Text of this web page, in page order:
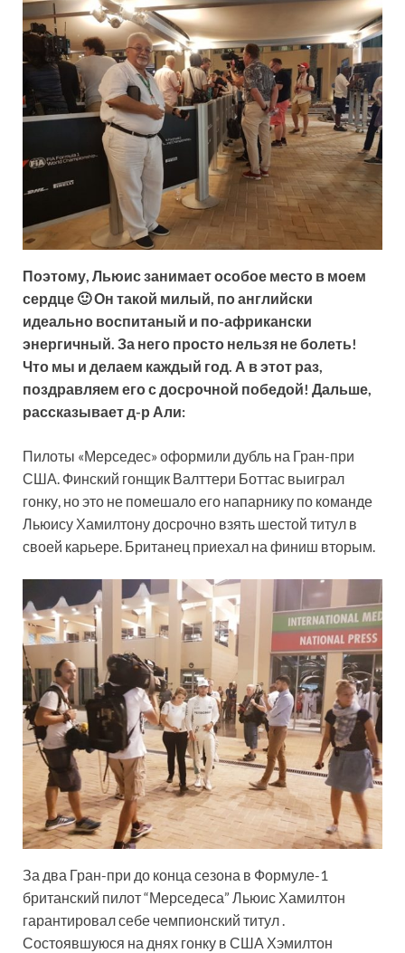
Поэтому, Льюис занимает особое место в моем
сердце 🙂 Он такой милый, по английски
идеально воспитаный и по-африкански
энергичный. За него просто нельзя не болеть!
Что мы и делаем каждый год. А в этот раз,
поздравляем его с досрочной победой! Дальше,
рассказывает д-р Али:
Пилоты «Мерседес» оформили дубль на Гран-при
США. Финский гонщик Валттери Боттас выиграл
гонку, но это не помешало его напарнику по команде
Льюису Хамилтону досрочно взять шестой титул в
своей карьере. Британец приехал на финиш вторым.
За два Гран-при до конца сезона в Формуле-1
британский пилот “Мерседеса” Льюис Хамилтон
гарантировал себе чемпионский титул .
Состоявшуюся на днях гонку в США Хэмилтон